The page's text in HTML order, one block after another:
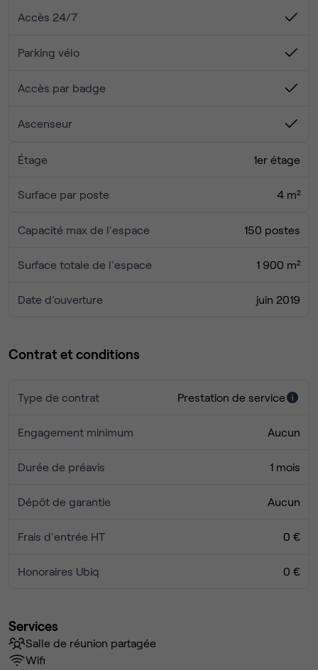
un écosystème unique. Nous voulons donner à chaque
d’un lieu joue un rôle essentiel dans nos manières
espaces pour que chacun puisse développer pleinement
Accès 24/7
Parking vélo
Accès par badge
Ascenseur
Étage 1er étage
Surface par poste 4 m²
Capacité max de l'espace 150 postes
Surface totale de l'espace 1 900 m²
Date d'ouverture juin 2019
Contrat et conditions
Type de contrat Prestation de service
Engagement minimum Aucun
Durée de préavis 1 mois
Dépôt de garantie Aucun
Frais d'entrée HT 0 €
Honoraires Ubiq 0 €
Services
Salle de réunion partagée
Wifi